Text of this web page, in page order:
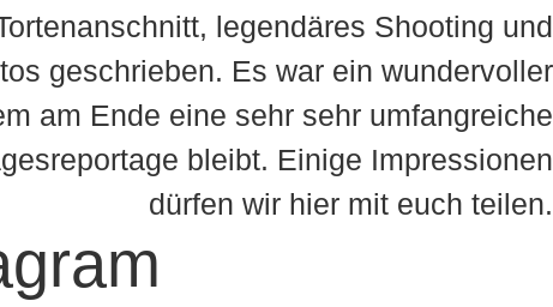
legendäres Shooting und
geschrieben. Es war ein wundervoller
am Ende eine sehr sehr umfangreiche
bleibt. Einige Impressionen
dürfen wir hier mit euch teilen.